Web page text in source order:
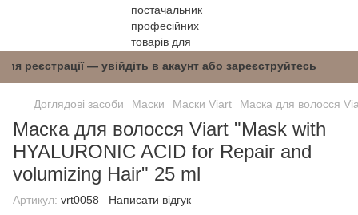
реєстрації — увійдіть в акаунт або
Доглядові засоби Маски Маски Viart Маска для волосся
Маска для волосся Viart "Mask with
HYALURONIC ACID for Repair and
volumizing Hair" 25 ml
Артикул: vrt0058 Написати відгук